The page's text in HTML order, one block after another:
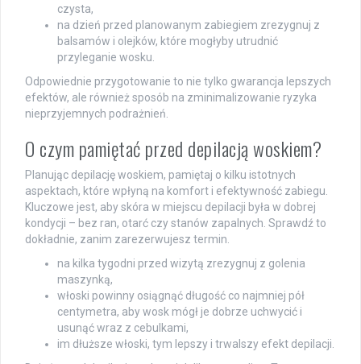
czysta,
na dzień przed planowanym zabiegiem zrezygnuj z
balsamów i olejków, które mogłyby utrudnić
przyleganie wosku.
Odpowiednie przygotowanie to nie tylko gwarancja lepszych
efektów, ale również sposób na zminimalizowanie ryzyka
nieprzyjemnych podrażnień.
O czym pamiętać przed depilacją woskiem?
Planując depilację woskiem, pamiętaj o kilku istotnych
aspektach, które wpłyną na komfort i efektywność zabiegu.
Kluczowe jest, aby skóra w miejscu depilacji była w dobrej
kondycji – bez ran, otarć czy stanów zapalnych. Sprawdź to
dokładnie, zanim zarezerwujesz termin.
na kilka tygodni przed wizytą zrezygnuj z golenia
maszynką,
włoski powinny osiągnąć długość co najmniej pół
centymetra, aby wosk mógł je dobrze uchwycić i
usunąć wraz z cebulkami,
im dłuższe włoski, tym lepszy i trwalszy efekt depilacji.